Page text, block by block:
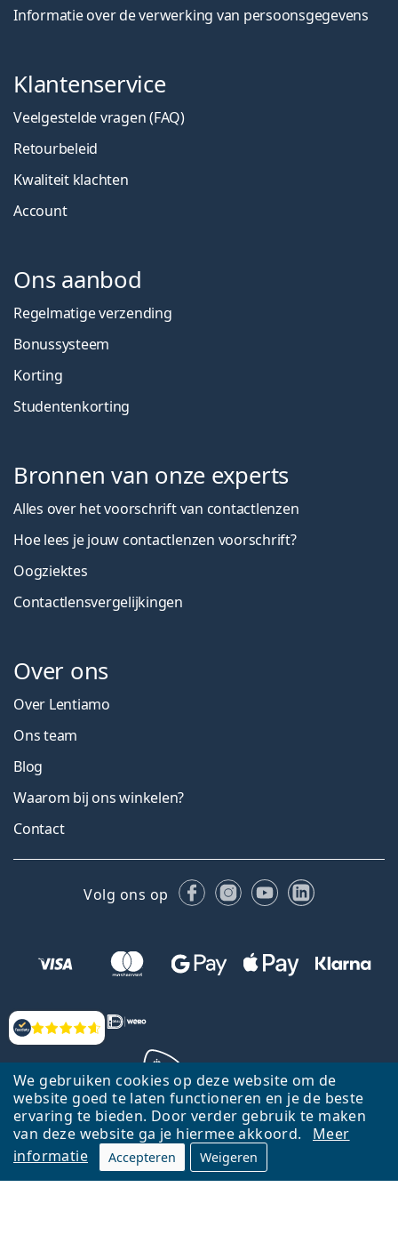
We gebruiken cookies op deze website om de
website goed te laten functioneren en je de beste
ervaring te bieden. Door verder gebruik te maken
van deze website ga je hiermee akkoord.
Meer
informatie
Accepteren Weigeren
Beoordelingen
Informatie over de verwerking van persoonsgegevens
Klantenservice
Veelgestelde vragen (FAQ)
Retourbeleid
Kwaliteit klachten
Account
Ons aanbod
Regelmatige verzending
Bonussysteem
Korting
Studentenkorting
Bronnen van onze experts
Alles over het voorschrift van contactlenzen
Hoe lees je jouw contactlenzen voorschrift?
Oogziektes
Contactlensvergelijkingen
Over ons
Over Lentiamo
Ons team
Blog
Waarom bij ons winkelen?
Contact
Volg ons op FacebookInstagram
YouTubeLinkedIn
Terug naar de homepagina
Ga omhoog
Lentiamo.nl is eigendom van en wordt beheerd door Lentiamo s.r.o.,
Tsjechië
Hier al 18 jaar voor jou.